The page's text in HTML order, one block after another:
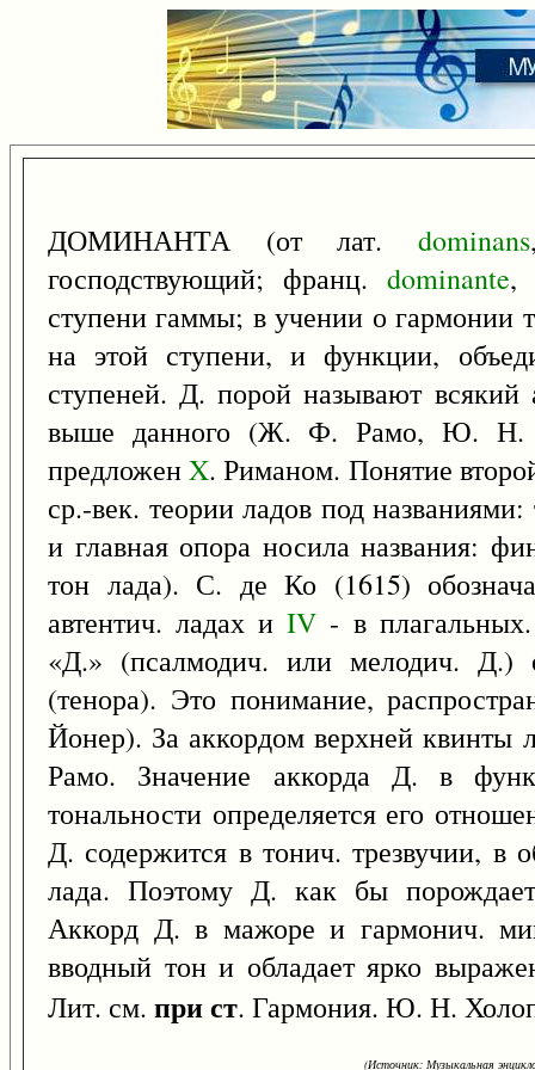
ДОМИНАНТА (от лат.dominans
господствующий; франц. dominante,
ступени гаммы; в учении о гармонии
на этой ступени, и функции,
ступеней. Д. порой называют
выше данного (Ж. Ф. Рамо, Ю. Н.
предложенX. Риманом. Понятие
ср.-век. теории ладов под
и главная опора носила названия:
тон лада). С. де Ко (1615)
автентич. ладах иIV - в
«Д.» (псалмодич. или мелодич. Д.)
(тенора). Это понимание,
Йонер). За аккордом верхней
Рамо. Значение аккорда Д. в
тональности определяется его
Д. содержится в тонич. трезвучии, в
лада. Поэтому Д. как бы
Аккорд Д. в мажоре и гармонич.
вводный тон и обладает ярко
Лит. см. при ст. Гармония. Ю. Н.
(Источник: Музыкальная